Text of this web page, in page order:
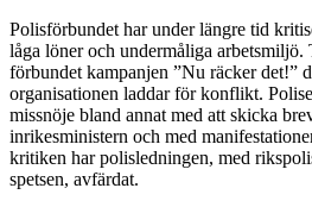
Polisförbundet har under längre tid
låga löner och undermåliga arbetsmiljö.
förbundet kampanjen ”Nu räcker det!”
organisationen laddar för konflikt.
missnöje bland annat med att skicka
inrikesministern och med
kritiken har polisledningen, med
spetsen, avfärdat.